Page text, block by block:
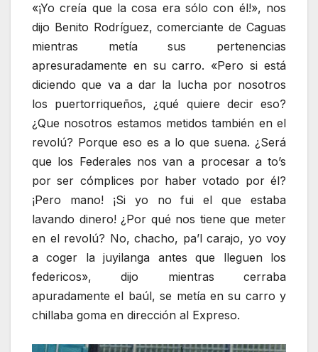
«¡Yo creía que la cosa era sólo con él!», nos
dijo Benito Rodríguez, comerciante de Caguas
mientras metía sus pertenencias
apresuradamente en su carro. «Pero si está
diciendo que va a dar la lucha por nosotros
los puertorriqueños, ¿qué quiere decir eso?
¿Que nosotros estamos metidos también en el
revolú? Porque eso es a lo que suena. ¿Será
que los Federales nos van a procesar a to’s
por ser cómplices por haber votado por él?
¡Pero mano! ¡Si yo no fui el que estaba
lavando dinero! ¿Por qué nos tiene que meter
en el revolú? No, chacho, pa’l carajo, yo voy
a coger la juyilanga antes que lleguen los
federicos», dijo mientras cerraba
apuradamente el baúl, se metía en su carro y
chillaba goma en dirección al Expreso.